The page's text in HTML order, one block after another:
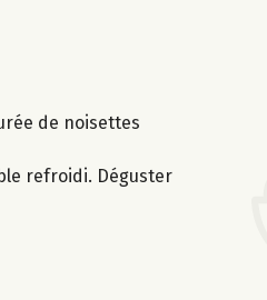
de noisettes
refroidi. Déguster